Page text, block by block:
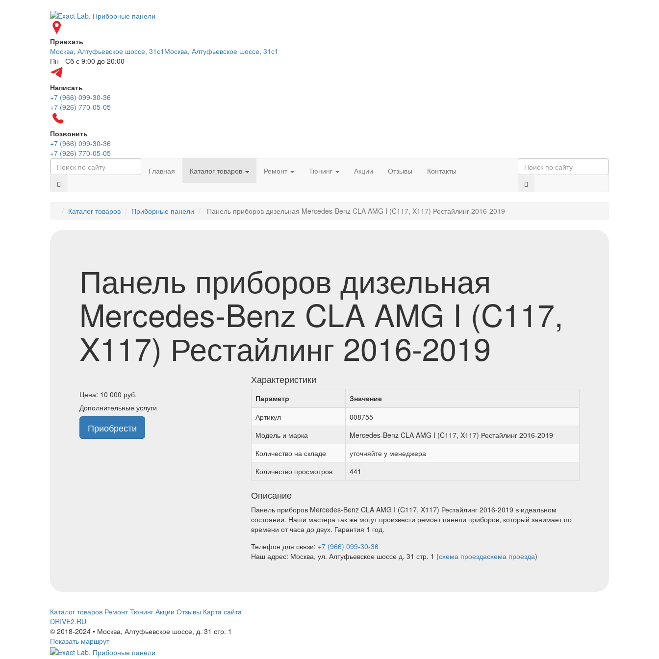
Приехать
Москва, Алтуфьевское шоссе, 31с1 Москва, Алтуфьевское шоссе, 31с1
Пн - Сб с 9:00 до 20:00
Написать
+7 (966) 099-30-36
+7 (926) 770-05-05
Позвонить
+7 (966) 099-30-36
+7 (926) 770-05-05
Главная
Каталог товаров Ремонт Тюнинг Акции Отзывы Контакты
Каталог товаров Приборные панели Панель приборов дизельная Mercedes-Benz CLA AMG I (C117, X117) Рестайлинг 2016-2019
Панель приборов дизельная
Mercedes-Benz CLA AMG I (C117,
X117) Рестайлинг 2016-2019
Цена: 10 000 руб.
Дополнительные услуги
Приобрести
Характеристики
Параметр
Значение
Артикул
008755
Модель и марка
Mercedes-Benz CLA AMG I (C117, X117) Рестайлинг 2016-2019
Количество на складе
уточняйте у менеджера
Количество просмотров
441
Описание
Панель приборов Mercedes-Benz CLA AMG I (C117, X117) Рестайлинг 2016-2019 в идеальном
состоянии. Наши мастера так же могут произвести ремонт панели приборов, который занимает по
времени от часа до двух. Гарантия 1 год.
Телефон для связи: +7 (966) 099-30-36
Наш адрес: Москва, ул. Алтуфьевское шоссе д. 31 стр. 1 (схема проездасхема проезда)
Каталог товаров Ремонт Тюнинг Акции Отзывы Карта сайта
DRIVE2.RU
© 2018-2024 • Москва, Алтуфьевское шоссе, д. 31 стр. 1
Показать маршрут